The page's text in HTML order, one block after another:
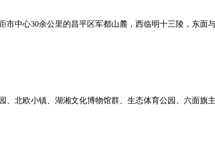
市中心30余公里的昌平区军都山麓，西临明十三陵，东面
、北欧小镇、湖湘文化博物馆群、生态体育公园、六面旗